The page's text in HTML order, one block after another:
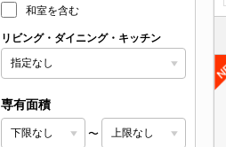
和室を含む
リビング・ダイニング・キッチン
専有面積
〜